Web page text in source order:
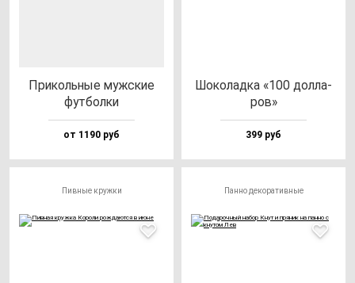
При­коль­ные муж­ские
фут­бол­ки
от 1190 руб
Шоко­лад­ка «100 дол­ла­
ров»
399 руб
Пивные кружки Панно декоративные